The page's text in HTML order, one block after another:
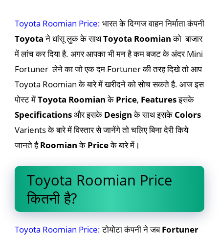
Toyota Roomian Price: भारत के दिग्गज वाहन निर्माता कंपनी
Toyotaने धांसू लुक के साथToyota Roomianको बाजार
में लांच कर दिया है. अगर आपका भी मन है कम बजट के अंदर Mini
Fortuner लेने का जो एक दम Fortuner की तरह दिखे तो आप
Toyota Roomian के बारे में खरीदने को सोच सकते है. आज इस
पोस्ट मेंToyota Roomianके Price, Featuresइसके
Specificationsऔर इसके Designके साथ इसके Colors
Varients के बारे में विस्तार से जानेंगे तो चलिए बिना देरी किये
जानते हैRoomianके Priceके बारे में।
Toyota Roomian Price
कितनी है?
Toyota Roomian Price:टोयोटा कंपनी ने जबFortuner